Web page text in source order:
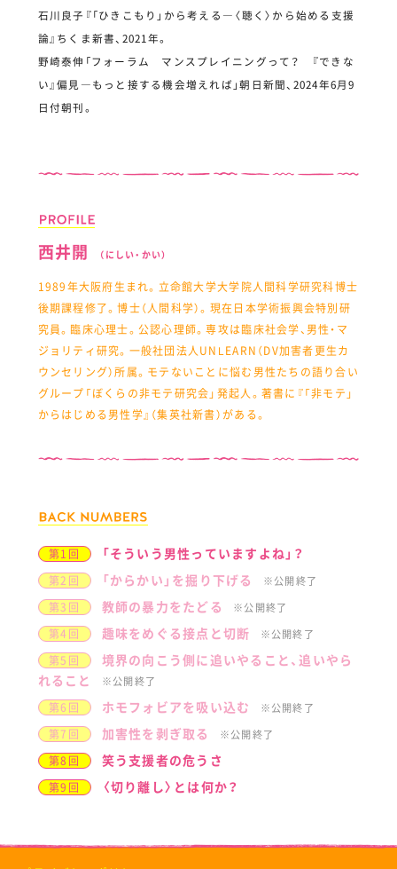
石川良子『「ひきこもり」から考える―〈聴く〉から始める支援
論』ちくま新書、2021年。
野崎泰伸「フォーラム マンスプレイニングって？ 『できな
い』偏見―もっと接する機会増えれば」朝日新聞、2024年6月9
日付朝刊。
西井開 （にしい・かい）
1989年大阪府生まれ。立命館大学大学院人間科学研究科博士
後期課程修了。博士（人間科学）。現在日本学術振興会特別研
究員。臨床心理士。公認心理師。専攻は臨床社会学、男性・マ
ジョリティ研究。一般社団法人UNLEARN（DV加害者更生カ
ウンセリング）所属。モテないことに悩む男性たちの語り合い
グループ「ぼくらの非モテ研究会」発起人。著書に『「非モテ」
からはじめる男性学』（集英社新書）がある。
第1回 「そういう男性っていますよね」？
第2回 「からかい」を掘り下げる ※公開終了
第3回 教師の暴力をたどる ※公開終了
第4回 趣味をめぐる接点と切断 ※公開終了
第5回
境界の向こう側に追いやること、追いやら
れること
※公開終了
第6回 ホモフォビアを吸い込む ※公開終了
第7回 加害性を剥ぎ取る ※公開終了
第8回 笑う支援者の危うさ
第9回 〈切り離し〉とは何か？